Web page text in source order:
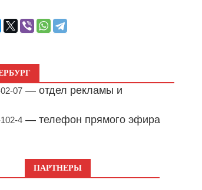
07 — отдел рекламы и
4 — телефон прямого эфира
ПАРТНЕРЫ